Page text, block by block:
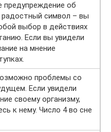
предупреждение об
радостный символ – вы
выбор в действиях
Если вы увидели
на мнение
проблемы со
Если увидели
своему организму,
к нему. Число 4 во сне